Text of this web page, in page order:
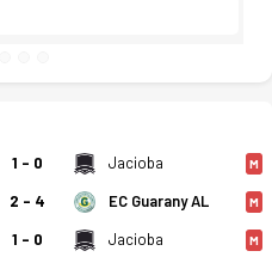
1 - 0 Jacioba M
2 - 4 EC Guarany AL M
1 - 0 Jacioba M